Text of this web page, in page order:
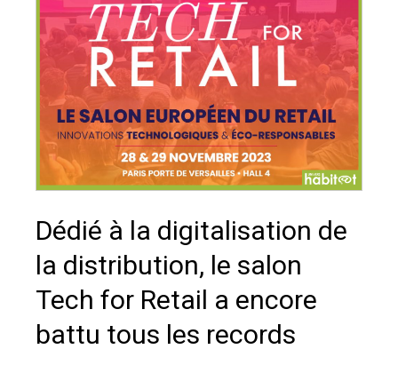
Dédié à la digitalisation de
la distribution, le salon
Tech for Retail a encore
battu tous les records